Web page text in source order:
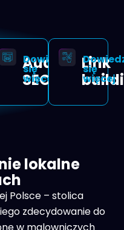
Audyt
SEO
Dowiedz
się
więcej
Link
się
więcej
lokalne
Polsce – stolica
zdecydowanie do